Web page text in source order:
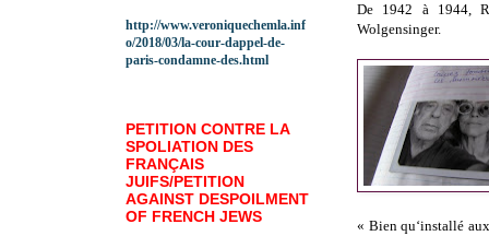
De 1942 à 1944,
Wolgensinger.
« Bien qu‘installé
http://www.veroniquechemla.inf
o/2018/03/la-cour-dappel-de-
paris-condamne-des.html
PETITION CONTRE LA
SPOLIATION DES
FRANÇAIS
JUIFS/PETITION
AGAINST DESPOILMENT
OF FRENCH JEWS